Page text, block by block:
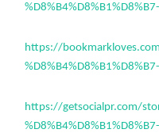
https://
https://getsocialpr.com/